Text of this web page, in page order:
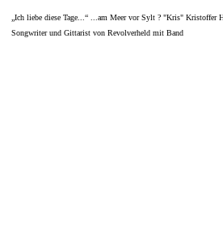
„Ich liebe diese Tage...“ ...am Meer vor Sylt ? "Kris" Kristoffer
Songwriter und Gittarist von Revolverheld mit Band